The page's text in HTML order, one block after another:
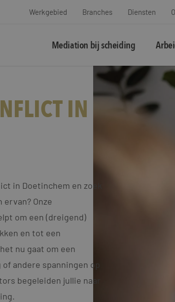
Werkgebied Branches Diensten
Mediation bij scheiding
IN
in Doetinchem en zoek
Onze
om een (dreigend)
en tot een
nu gaat om een
andere spanningen op
begeleiden jullie naar